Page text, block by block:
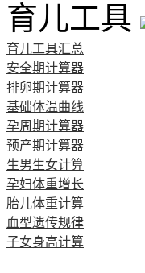
育儿工具
育儿工具汇总
安全期计算器
排卵期计算器
基础体温曲线
孕周期计算器
预产期计算器
生男生女计算
孕妇体重增长
胎儿体重计算
血型遗传规律
子女身高计算